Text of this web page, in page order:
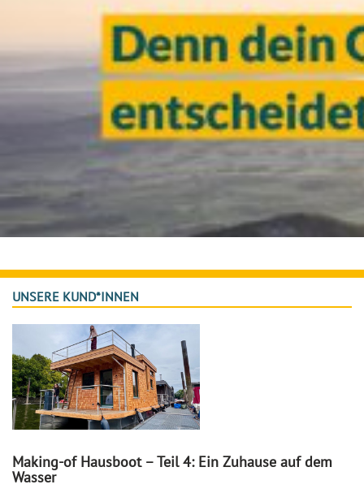
UNSERE KUND*INNEN
Making-of Hausboot – Teil 4: Ein Zuhause auf dem
Wasser